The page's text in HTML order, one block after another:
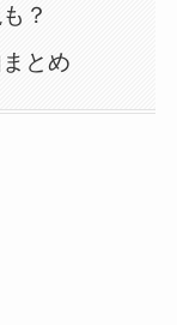
？
とめ